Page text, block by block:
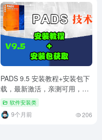
PADS 9.5 安装教程+安装包下
载，最新激活，亲测可用，永
久激活软件安装类
9个月前 206